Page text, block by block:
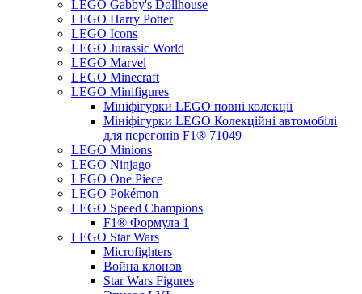
LEGO Gabby's Dollhouse
LEGO Harry Potter
LEGO Icons
LEGO Jurassic World
LEGO Marvel
LEGO Minecraft
LEGO Minifigures
Мініфігурки LEGO повні колекції
Мініфігурки LEGO Колекційні автомобілі
для перегонів F1® 71049
LEGO Minions
LEGO Ninjago
LEGO One Piece
LEGO Pokémon
LEGO Speed Champions
F1® Формула 1
LEGO Star Wars
Microfighters
Война клонов
Star Wars Figures